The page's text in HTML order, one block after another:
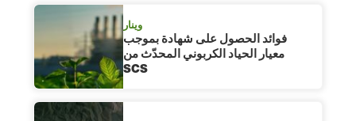
وينار
فوائد الحصول على شهادة بموجب
معيار الحياد الكربوني المحدّث من
SCS